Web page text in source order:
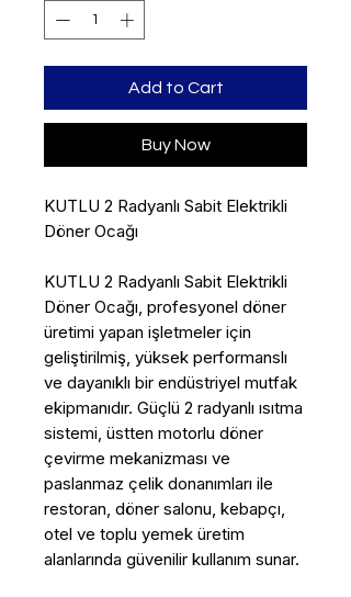
Add to Cart
Buy Now
KUTLU 2 Radyanlı Sabit Elektrikli
Döner Ocağı
KUTLU 2 Radyanlı Sabit Elektrikli
Döner Ocağı, profesyonel döner
üretimi yapan işletmeler için
geliştirilmiş, yüksek performanslı
ve dayanıklı bir endüstriyel mutfak
ekipmanıdır. Güçlü 2 radyanlı ısıtma
sistemi, üstten motorlu döner
çevirme mekanizması ve
paslanmaz çelik donanımları ile
restoran, döner salonu, kebapçı,
otel ve toplu yemek üretim
alanlarında güvenilir kullanım sunar.